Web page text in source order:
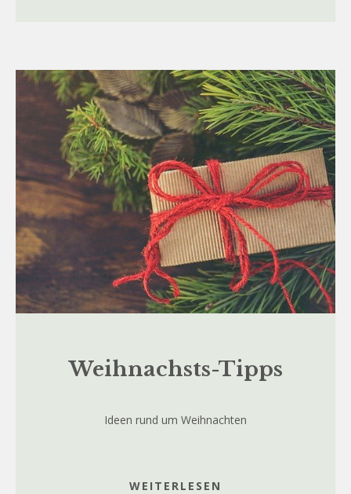
Weihnachsts-Tipps
Ideen rund um Weihnachten
WEITERLESEN